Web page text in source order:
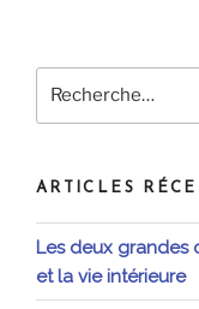
pour
ARTICLES
Les deux grandes
et la vie intérieure